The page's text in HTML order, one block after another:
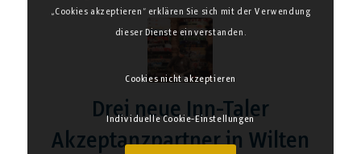
Drei neue Inn-Taler
Akzeptanzpartner in Wilten
„Cookies akzeptieren“ erklären Sie sich mit der Verwendung
dieser Dienste einverstanden.
Cookies nicht akzeptieren
Individuelle Cookie-Einstellungen